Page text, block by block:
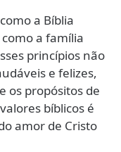
a Bíblia
a família
princípios não
e felizes,
os propósitos de
bíblicos é
amor de Cristo